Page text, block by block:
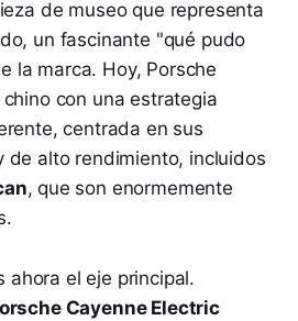
de museo que representa
un fascinante "qué pudo
la marca. Hoy, Porsche
con una estrategia
centrada en sus
de alto rendimiento, incluidos
, que son enormemente
ahora el eje principal.
Cayenne Electric